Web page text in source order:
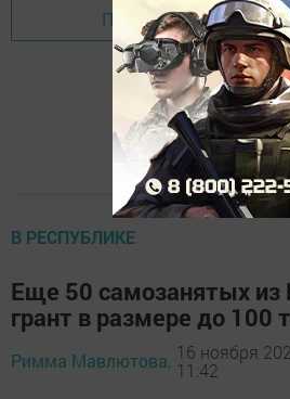
Перейти на страницу
В РЕСПУБЛИКЕ
Еще 50 самозанятых из
грант в размере до 100
Римма Мавлютова, 16 ноября
11:42